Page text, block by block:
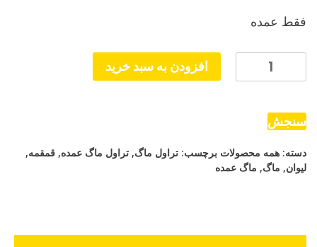
فقط عمده
ماگ
عدد
افزودن به سبد خرید
سنجش
دسته: همه محصولات برچسب: تراول ماگ, تراول ماگ عمده, قمقمه,
لیوان, ماگ, ماگ عمده